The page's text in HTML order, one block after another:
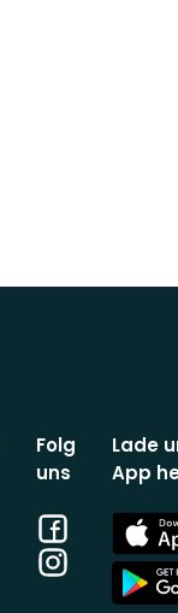
Folg
uns
Facebook
Instagram
Lade
App
App
Store
App
Store